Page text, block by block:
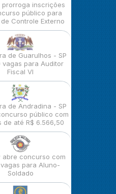
prorroga inscrições
público para
Controle Externo
de Guarulhos - SP
vagas para Auditor
Fiscal VI
de Andradina - SP
público com
de até R$ 6.566,50
abre concurso com
para Aluno-
Soldado